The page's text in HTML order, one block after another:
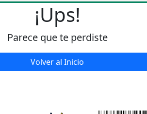
¡Ups!
Parece que te perdiste
Volver al Inicio